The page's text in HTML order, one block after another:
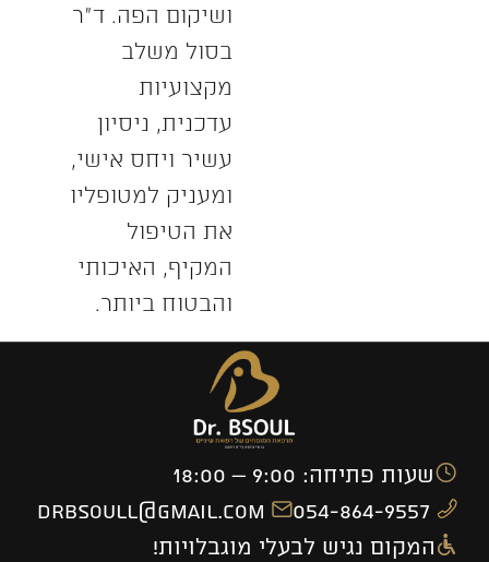
ושיקום הפה. ד”ר
בסול משלב
מקצועיות
עדכנית, ניסיון
עשיר ויחס אישי,
ומעניק למטופליו
את הטיפול
המקיף, האיכותי
והבטוח ביותר.
שעות פתיחה: 9:00 – 18:00
054-864-9557
drbsoull@gmail.com
המקום נגיש לבעלי מוגבלויות!